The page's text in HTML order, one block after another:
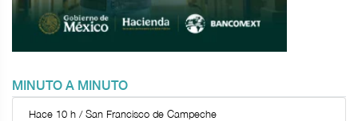
MINUTO A MINUTO
Hace 10 h / San Francisco de Campeche